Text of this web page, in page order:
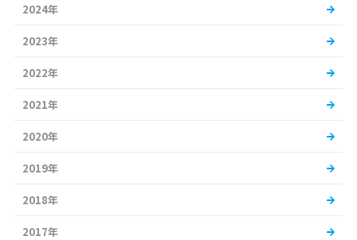
2024年
2023年
2022年
2021年
2020年
2019年
2018年
2017年